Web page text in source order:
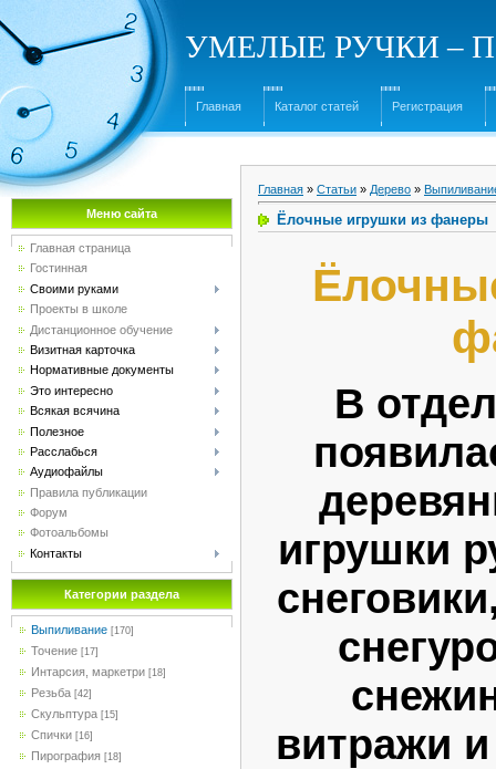
УМЕЛЫЕ РУЧКИ –
Главная Каталог статей Регистрация
Меню сайта
Главная страница
Гостинная
Своими руками
Проекты в школе
Дистанционное обучение
Визитная карточка
Нормативные документы
Это интересно
Всякая всячина
Полезное
Расслабься
Аудиофайлы
Правила публикации
Форум
Фотоальбомы
Контакты
Категории раздела
Выпиливание [170]
Точение [17]
Интарсия, маркетри [18]
Резьба [42]
Скульптура [15]
Спички [16]
Пирография [18]
Главная » Статьи » Дерево »
Ёлочные игрушки из фанеры
В
игрушки
витражи